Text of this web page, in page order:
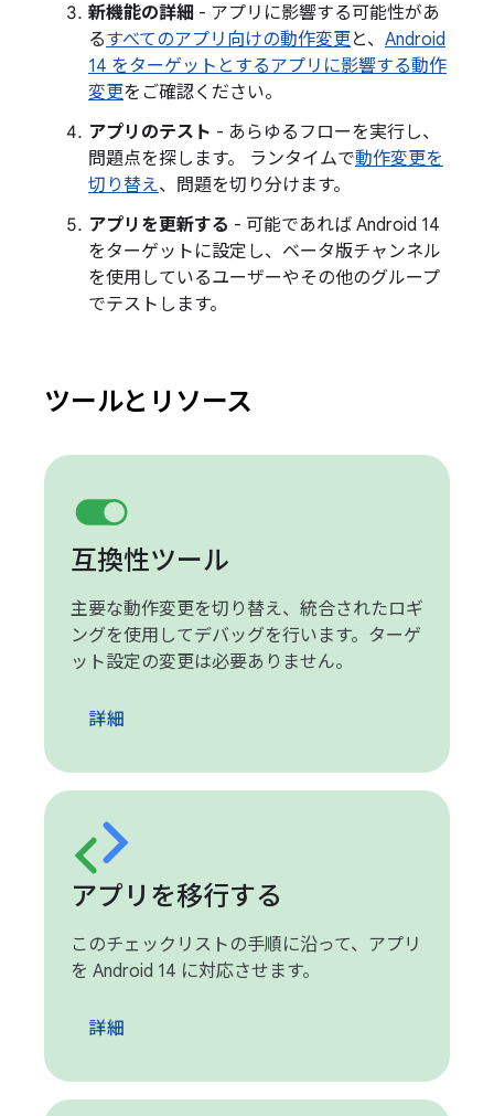
新機能の詳細 - アプリに影響する可能性があ
るすべてのアプリ向けの動作変更と、 Android
14 をターゲットとするアプリに影響する動作
変更をご確認ください。
アプリのテスト - あらゆるフローを実行し、
問題点を探します。 ランタイムで動作変更を
切り替え、問題を切り分けます。
アプリを更新する - 可能であれば Android 14
をターゲットに設定し、ベータ版チャンネル
を使用しているユーザーやその他のグループ
でテストします。
ツールとリソース
互換性ツール
主要な動作変更を切り替え、統合されたロギ
ングを使用してデバッグを行います。ターゲ
ット設定の変更は必要ありません。
詳細
アプリを移行する
このチェックリストの手順に沿って、アプリ
を Android 14 に対応させます。
詳細